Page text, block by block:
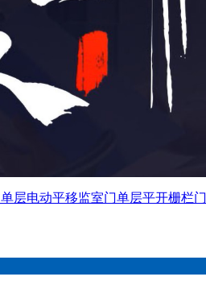
单层电动平移监室门单层平开栅栏门